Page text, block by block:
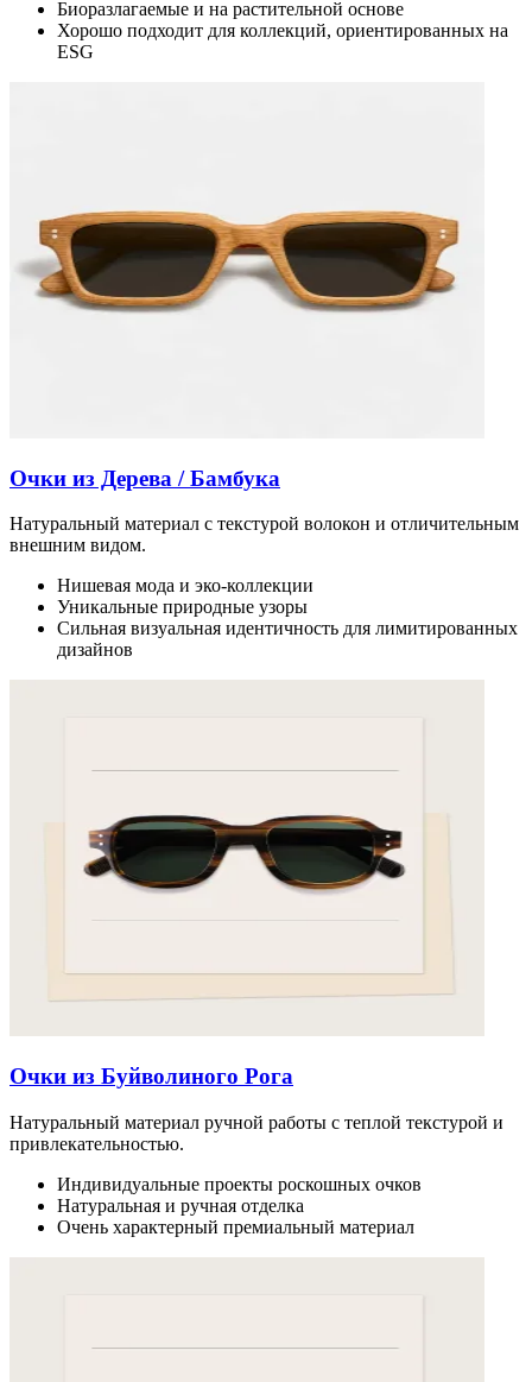
Биоразлагаемые и на растительной основе
Хорошо подходит для коллекций, ориентированных на
ESG
Очки из Дерева / Бамбука
Натуральный материал с текстурой волокон и отличительным
внешним видом.
Нишевая мода и эко-коллекции
Уникальные природные узоры
Сильная визуальная идентичность для лимитированных
дизайнов
Очки из Буйволиного Рога
Натуральный материал ручной работы с теплой текстурой и
привлекательностью.
Индивидуальные проекты роскошных очков
Натуральная и ручная отделка
Очень характерный премиальный материал